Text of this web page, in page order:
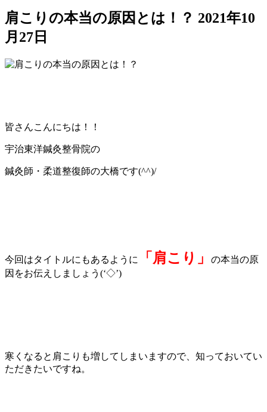
肩こりの本当の原因とは！？ 2021年10
月27日
皆さんこんにちは！！
宇治東洋鍼灸整骨院の
鍼灸師・柔道整復師の大橋です(^^)/
今回はタイトルにもあるように 「肩こり」
の本当の原
因をお伝えしましょう(‘◇’)ゞ
寒くなると肩こりも増してしまいますので、知っておいてい
ただきたいですね。